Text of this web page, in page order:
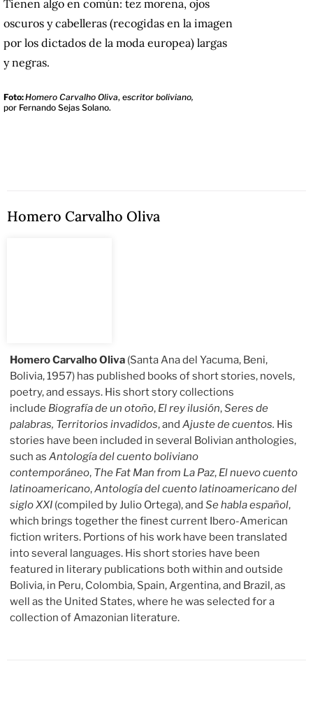
Tienen algo en común: tez morena, ojos
oscuros y cabelleras (recogidas en la imagen
por los dictados de la moda europea) largas
y negras.
Foto:Homero Carvalho Oliva, escritor boliviano,
por Fernando Sejas Solano.
Homero Carvalho Oliva
Homero Carvalho Oliva (Santa Ana del Yacuma, Beni,
Bolivia, 1957) has published books of short stories, novels,
poetry, and essays. His short story collections
include Biografía de un otoño, El rey ilusión,Seres de
palabras, Territorios invadidos, andAjuste de cuentos. His
stories have been included in several Bolivian anthologies,
such asAntología del cuento boliviano
contemporáneo, The Fat Man from La Paz, El nuevo cuento
latinoamericano,Antología del cuento latinoamericano del
siglo XXI (compiled by Julio Ortega), andSe habla español,
which brings together the finest current Ibero-American
fiction writers. Portions of his work have been translated
into several languages. His short stories have been
featured in literary publications both within and outside
Bolivia, in Peru, Colombia, Spain, Argentina, and Brazil, as
well as the United States, where he was selected for a
collection of Amazonian literature.